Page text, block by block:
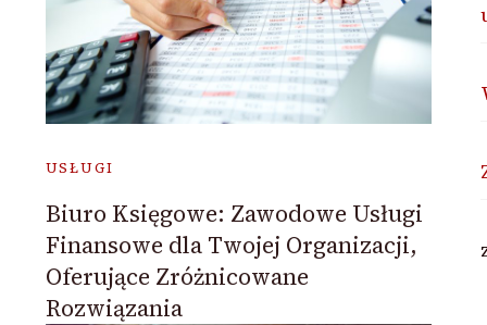
USŁUGI
Biuro Księgowe: Zawodowe Usługi
Finansowe dla Twojej Organizacji,
Oferujące Zróżnicowane
Rozwiązania